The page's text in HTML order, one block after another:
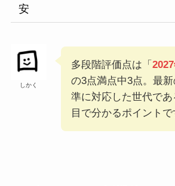
安
しかく
多段階評価点は「
の3点満点中3点。最
準に対応した世代で
目で分かるポイントで